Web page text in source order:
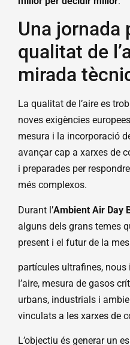
Una jornada
qualitat de
mirada
La qualitat de l’aire es
noves exigències
mesura i la incorporació
avançar cap a xarxes de
i preparades per
més complexos.
Durant l’Ambient Air Day
alguns dels grans temes
present i el futur de la
partícules ultrafines,
l’aire, mesura de gasos
urbans, industrials i
vinculats a les xarxes de
L’objectiu és generar un